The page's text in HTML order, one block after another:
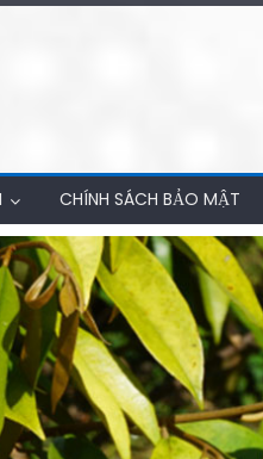
nghiệp: Tại sao tốc độ tải
CHÍNH SÁCH BẢO MẬT